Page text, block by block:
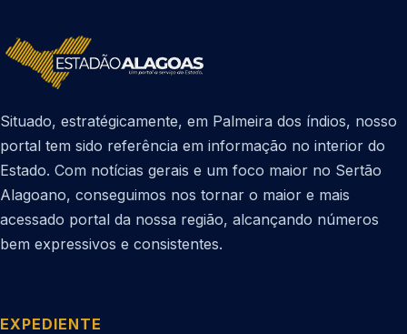
Situado, estratégicamente, em Palmeira dos índios, nosso
portal tem sido referência em informação no interior do
Estado. Com notícias gerais e um foco maior no Sertão
Alagoano, conseguimos nos tornar o maior e mais
acessado portal da nossa região, alcançando números
bem expressivos e consistentes.
EXPEDIENTE